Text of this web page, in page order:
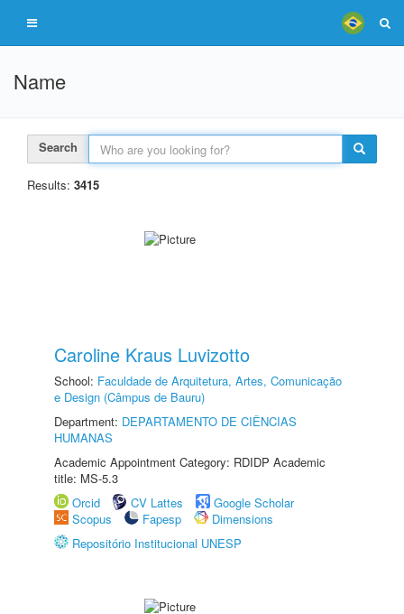
Name
Search
Results: 3415
Caroline Kraus Luvizotto
School: Faculdade de Arquitetura, Artes, Comunicação
e Design (Câmpus de Bauru)
Department: DEPARTAMENTO DE CIÊNCIAS
HUMANAS
Academic Appointment Category: RDIDP Academic
title: MS-5.3
Orcid
CV Lattes
Google Scholar
Scopus
Fapesp
Dimensions
Repositório Institucional UNESP